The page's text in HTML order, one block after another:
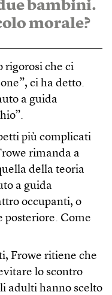
bambini.
morale?
rigorosi che ci
ci ha detto.
a guida
più complicati
rimanda a
della teoria
a guida
occupanti, o
posteriore. Come
Frowe ritiene che
lo scontro
adulti hanno scelto